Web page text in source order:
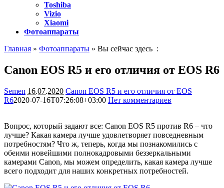
Toshiba
Vizio
Xiaomi
Фотоаппараты
Главная » Фотоаппараты » Вы сейчас здесь :
Canon EOS R5 и его отличия от EOS R6
Semen 16.07.2020 Canon EOS R5 и его отличия от EOS
R62020-07-16T07:26:08+03:00 Нет комментариев
Вопрос, который задают все: Canon EOS R5 против R6 – что
лучше? Какая камера лучше удовлетворяет повседневным
потребностям? Что ж, теперь, когда мы познакомились с
обеими новейшими полнокадровыми беззеркальными
камерами Canon, мы можем определить, какая камера лучше
всего подходит для наших конкретных потребностей.